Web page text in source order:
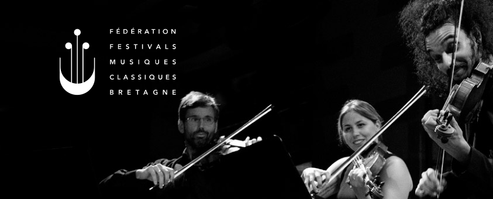
Fédération des Festivals de Musique Classique de Bretagne